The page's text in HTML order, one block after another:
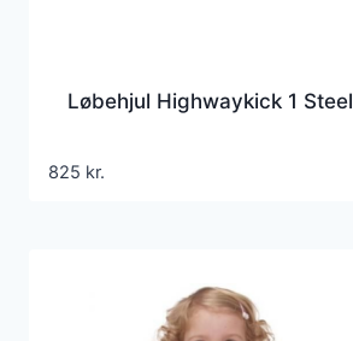
Løbehjul Highwaykick 1 Steel
825 kr.